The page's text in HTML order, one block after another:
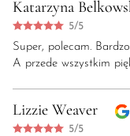
Katarzyna
5/5
Super, polecam.
A przede wszystkim
Lizzie Weaver
5/5